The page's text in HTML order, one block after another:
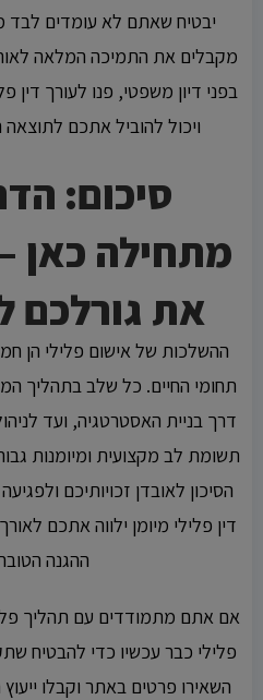
יבטיח שאתם לא עומדים
מקבלים את התמיכה המלאה
בפני דיון משפטי, פנו לעורך דין
ויכול להוביל אתכם
סיכום:
מתחילה כאן
את גורלכם
ההשלכות של אישום פלילי הן
תחומי החיים. כל שלב בתהליך
דרך בניית האסטרטגיה, ועד
תשומת לב מקצועית ומיומנות
הסיכון לאובדן זכויותיכם
דין פלילי מיומן ילווה אתכם
ההגנה
אם אתם מתמודדים עם תהליך
פלילי כבר עכשיו כדי להבטיח
השאירו פרטים באתר וקבלו